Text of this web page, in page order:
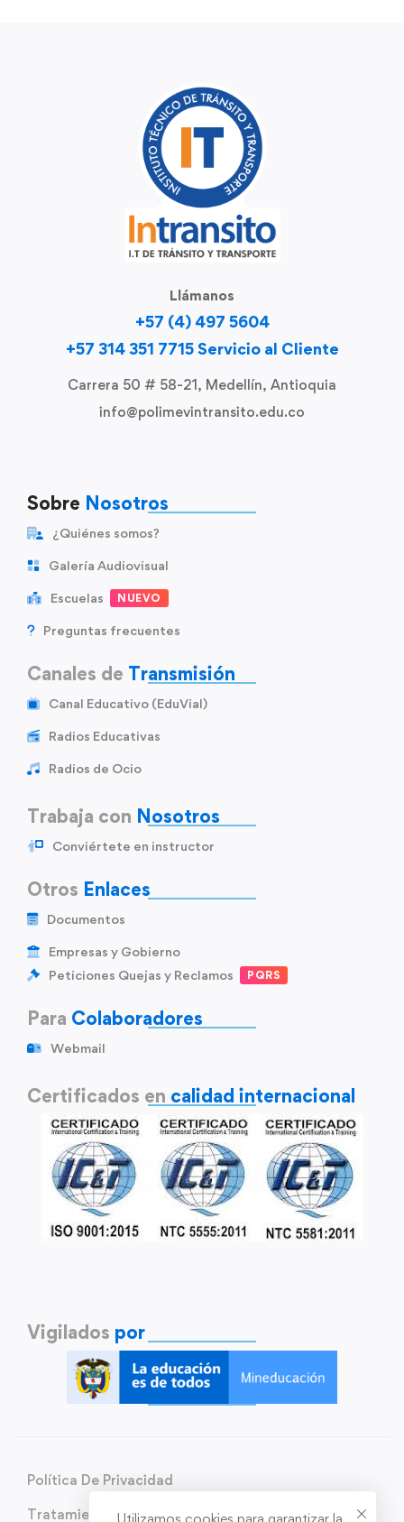
Llámanos
+57 (4) 497 5604
+57 314 351 7715 Servicio al Cliente
Carrera 50 # 58-21, Medellín, Antioquia
info@polimevintransito.edu.co
Sobre Nosotros
¿Quiénes somos?
Galería Audiovisual
Escuelas NUEVO
Preguntas frecuentes
Canales de Transmisión
Canal Educativo (EduVial)
Radios Educativas
Radios de Ocio
Trabaja con Nosotros
Conviértete en instructor
Otros Enlaces
Documentos
Empresas y Gobierno
Peticiones Quejas y Reclamos
PQRS
Para Colaboradores
Webmail
Certificados en calidad internacional
Vigilados por
Política De Privacidad
Tratamiento de Datos Personales